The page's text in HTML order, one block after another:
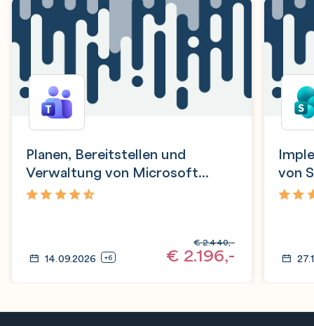
Planen, Bereitstellen und
Verwaltung von Microsoft
Teams
14.09.2026 +6 € 2.196,-
€2.440,-
von